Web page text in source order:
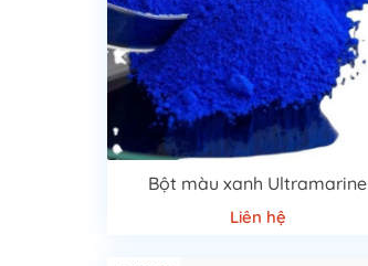
Bột màu xanh Ultramarine
Liên hệ